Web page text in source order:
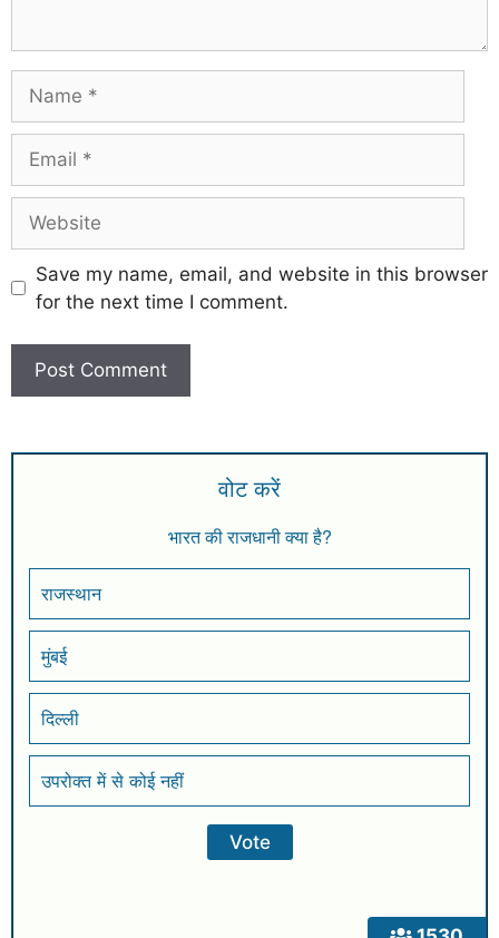
Save my name, email, and website in this browser
for the next time I comment.
वोट करें
भारत की राजधानी क्या है?
राजस्थान
मुंबई
दिल्ली
उपरोक्त में से कोई नहीं